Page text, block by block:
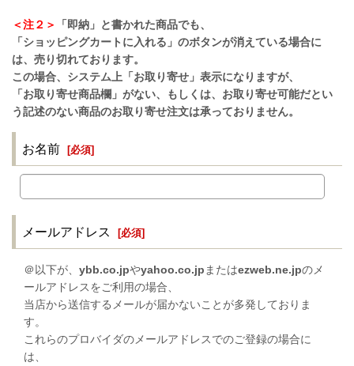
＜注２＞
「即納」と書かれた商品でも、
「ショッピングカートに入れる」のボタンが消えている場合に
は、売り切れております。
この場合、システム上「お取り寄せ」表示になりますが、
「お取り寄せ商品欄」がない、もしくは、お取り寄せ可能だとい
う記述のない商品のお取り寄せ注文は承っておりません。
お名前 [必須]
メールアドレス [必須]
＠以下が、 ybb.co.jpやyahoo.co.jp またはezweb.ne.jpのメ
ールアドレスをご利用の場合、
当店から送信するメールが届かないことが多発しておりま
す。
これらのプロバイダのメールアドレスでのご登録の場合に
は、